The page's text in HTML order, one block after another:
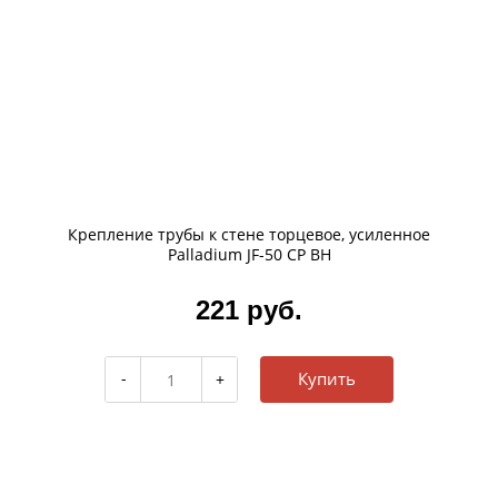
Крепление трубы к стене торцевое, усиленное
Palladium JF-50 CP BH
221 руб.
Купить